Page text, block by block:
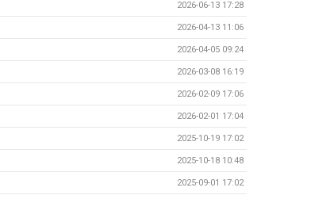
2026-06-13 17:28
2026-04-13 11:06
2026-04-05 09:24
2026-03-08 16:19
2026-02-09 17:06
2026-02-01 17:04
2025-10-19 17:02
2025-10-18 10:48
2025-09-01 17:02